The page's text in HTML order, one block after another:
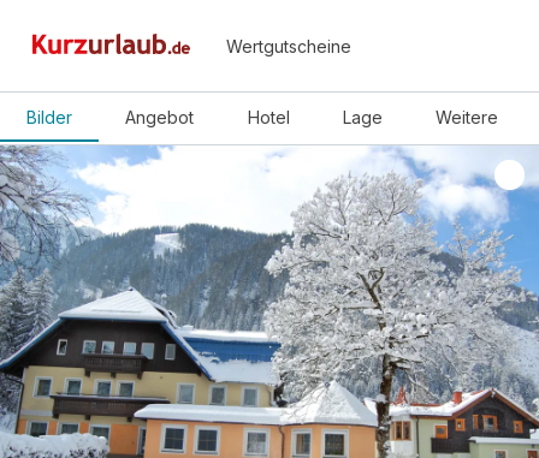
Wertgutscheine
Bilder Angebot Hotel Lage Weitere